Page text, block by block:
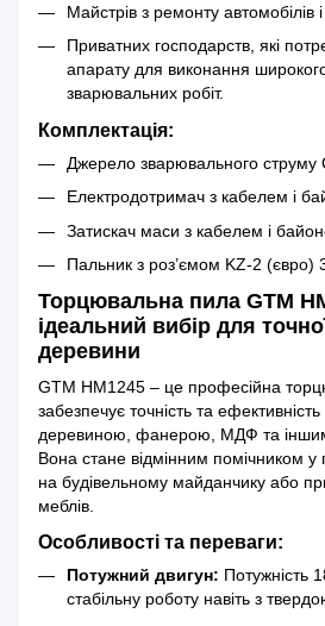
Майстрів з ремонту автомобілів
Приватних господарств, які
апарату для виконання
зварювальних робіт.
Комплектація:
Джерело зварювального
Електродотримач з кабелем і
Затискач маси з кабелем і
Пальник з роз’ємом KZ-2 (євро)
Торцювальна пила GTM
ідеальний вибір для
деревини
GTM HM1245 – це професійна
забезпечує точність та
деревиною, фанерою, МДФ та
Вона стане відмінним помічником у
на будівельному майданчику або
меблів.
Особливості та переваги:
Потужний двигун: Потужність
стабільну роботу навіть з